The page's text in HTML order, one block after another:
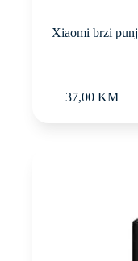
Xiaomi brzi
37,00 KM